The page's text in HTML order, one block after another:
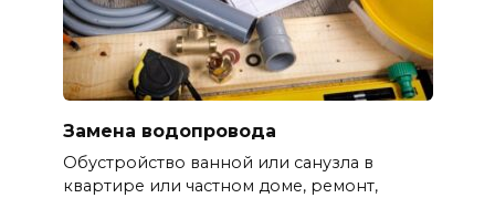
Замена водопровода
Обустройство ванной или санузла в
квартире или частном доме, ремонт,